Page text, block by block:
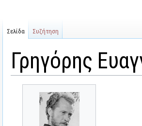
Γρηγόρης
Σελίδα Συζήτηση